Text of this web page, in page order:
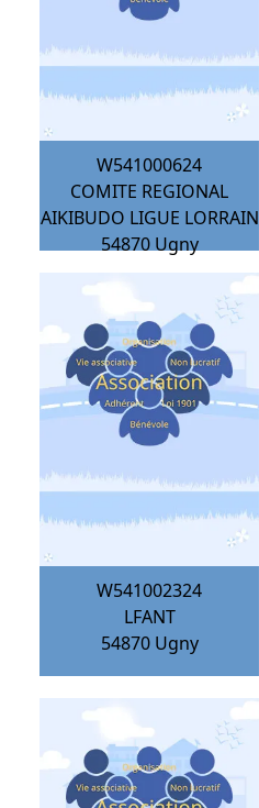
W541000624
COMITE REGIONAL
AIKIBUDO LIGUE LORRAIN
54870 Ugny
W541002324
LFANT
54870 Ugny